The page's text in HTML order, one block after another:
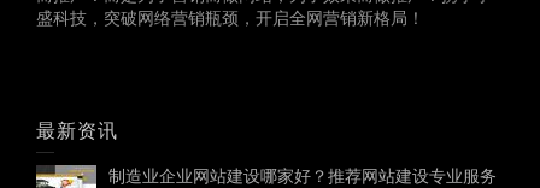
盛科技，突破网络营销瓶颈，开启全网营销新格局！
最新资讯
制造业企业网站建设哪家好？推荐网站建设专业服务